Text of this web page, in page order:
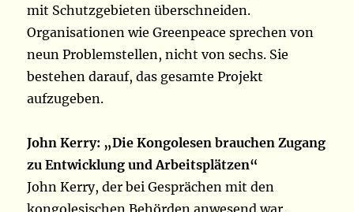
mit Schutzgebieten überschneiden.
Organisationen wie Greenpeace sprechen von
neun Problemstellen, nicht von sechs. Sie
bestehen darauf, das gesamte Projekt
aufzugeben.
John Kerry: „Die Kongolesen brauchen Zugang
zu Entwicklung und Arbeitsplätzen“
John Kerry, der bei Gesprächen mit den